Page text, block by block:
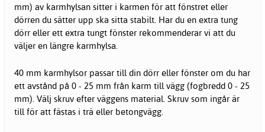
mm) av karmhylsan sitter i karmen för att fönstret eller
dörren du sätter upp ska sitta stabilt. Har du en extra tung
dörr eller ett extra tungt fönster rekommenderar vi att du
väljer en längre karmhylsa.
40 mm karmhylsor passar till din dörr eller fönster om du har
ett avstånd på 0 - 25 mm från karm till vägg (fogbredd 0 - 25
mm). Välj skruv efter väggens material. Skruv som ingår är
till för att fästas i trä eller betongvägg.